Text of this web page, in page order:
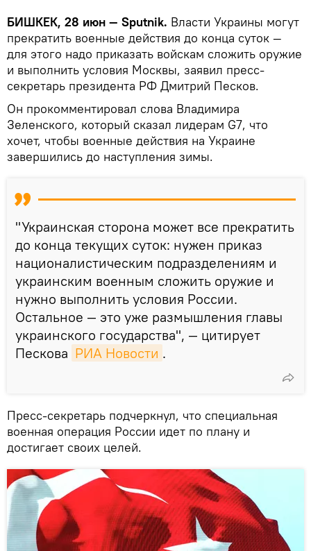
БИШКЕК, 28 июн — Sputnik. Власти Украины могут
прекратить военные действия до конца суток —
для этого надо приказать войскам сложить оружие
и выполнить условия Москвы, заявил пресс-
секретарь президента РФ Дмитрий Песков.
Он прокомментировал слова Владимира
Зеленского, который сказал лидерам G7, что
хочет, чтобы военные действия на Украине
завершились до наступления зимы.
"Украинская сторона может все прекратить
до конца текущих суток: нужен приказ
националистическим подразделениям и
украинским военным сложить оружие и
нужно выполнить условия России.
Остальное — это уже размышления главы
украинского государства", — цитирует
Пескова РИА Новости .
Пресс-секретарь подчеркнул, что специальная
военная операция России идет по плану и
достигает своих целей.